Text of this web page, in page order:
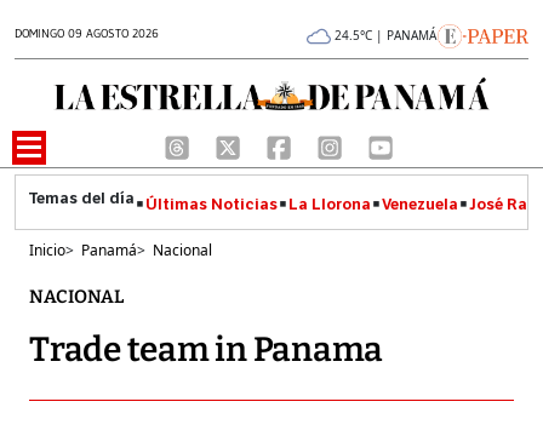
DOMINGO 09 AGOSTO 2026 24.5°C | PANAMÁ
Últimas Noticias La Llorona Venezuela José
Inicio> Panamá> Nacional
NACIONAL
Trade team in Panama